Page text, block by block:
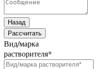
Назад
Рассчитать
Вид/марка
растворителя*